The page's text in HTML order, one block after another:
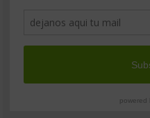
Copyright ©